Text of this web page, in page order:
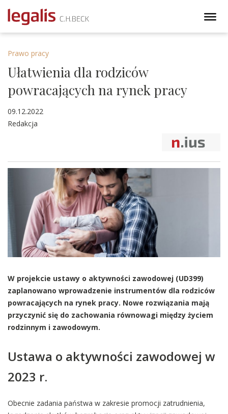
Prawo pracy
Ułatwienia dla rodziców
powracających na rynek pracy
09.12.2022
Redakcja
W projekcie ustawy o aktywności zawodowej (UD399)
zaplanowano wprowadzenie instrumentów dla rodziców
powracających na rynek pracy. Nowe rozwiązania mają
przyczynić się do zachowania równowagi między życiem
rodzinnym i zawodowym.
Ustawa o aktywności zawodowej w
2023 r.
Obecnie zadania państwa w zakresie promocji zatrudnienia,